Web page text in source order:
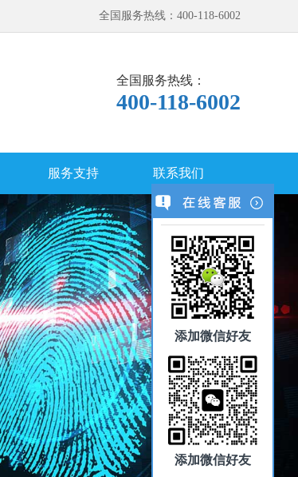
全国服务热线：400-118-6002
全国服务热线：
400-118-6002
服务支持 联系我们
添加微信好友
添加微信好友